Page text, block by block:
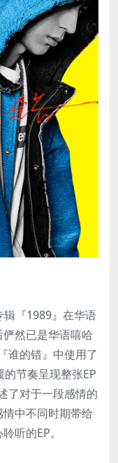
辑『1989』在华语
然已是华语嘻哈
谁的错』中使用了
节奏呈现整张EP
了对于一段感情的
中不同时期带给
听的EP。